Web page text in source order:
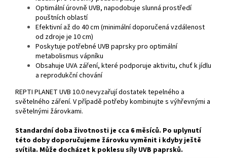
Optimální úrovně UVB, napodobuje slunná prostředí
pouštních oblastí
Efektivní až do 40 cm (minimální doporučená vzdálenost
od zdroje je 10 cm)
Poskytuje potřebné UVB paprsky pro optimální
metabolismus vápníku
Obsahuje UVA záření, které podporuje aktivitu, chuť k jídlu
a reprodukční chování
REPTI PLANET UVB 10.0 nevyzařují dostatek tepelného a
světelného záření. V případě potřeby kombinujte s výhřevnými a
světelnými žárovkami.
Standardní doba životnosti je cca 6 měsíců. Po uplynutí
této doby doporučujeme žárovku vyměnit i kdyby ještě
svítila. Může docházet k poklesu síly UVB paprsků.